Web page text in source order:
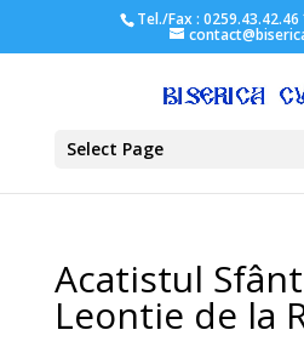
Tel./Fax :
Select Page
Acatistul
Leontie de la